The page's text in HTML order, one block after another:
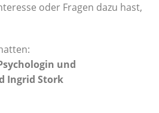
oder Fragen dazu hast,
und
Ingrid Stork